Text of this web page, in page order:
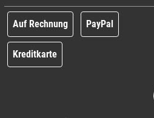
Auf Rechnung PayPal
Kreditkarte